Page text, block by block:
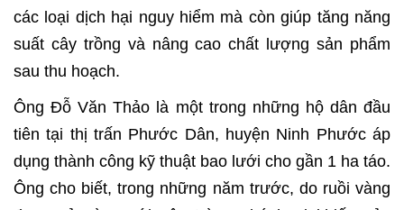
các loại dịch hại nguy hiểm mà còn giúp tăng năng
suất cây trồng và nâng cao chất lượng sản phẩm
sau thu hoạch.
Ông Đỗ Văn Thảo là một trong những hộ dân đầu
tiên tại thị trấn Phước Dân, huyện Ninh Phước áp
dụng thành công kỹ thuật bao lưới cho gần 1 ha táo.
Ông cho biết, trong những năm trước, do ruồi vàng